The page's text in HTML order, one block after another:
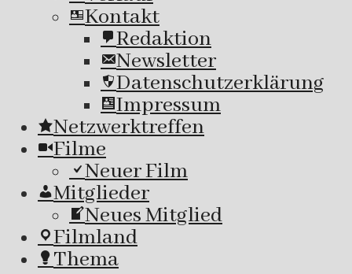
Kontakt
Redaktion
Newsletter
Datenschutzerklärung
Impressum
Netzwerktreffen
Filme
Neuer Film
Mitglieder
Neues Mitglied
Filmland
Thema